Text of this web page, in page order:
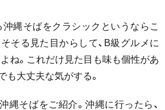
縄そばをクラシックというならこ
そる見た目からして、B級グルメに
ね。これだけ見た目も味も個性があ
も大丈夫な気がする。
縄そばをご紹介。沖縄に行ったら、